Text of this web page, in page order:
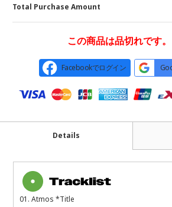
Total Purchase Amount
この商品は品切れです。
Facebookでログイン
Details
01. Atmos *Title